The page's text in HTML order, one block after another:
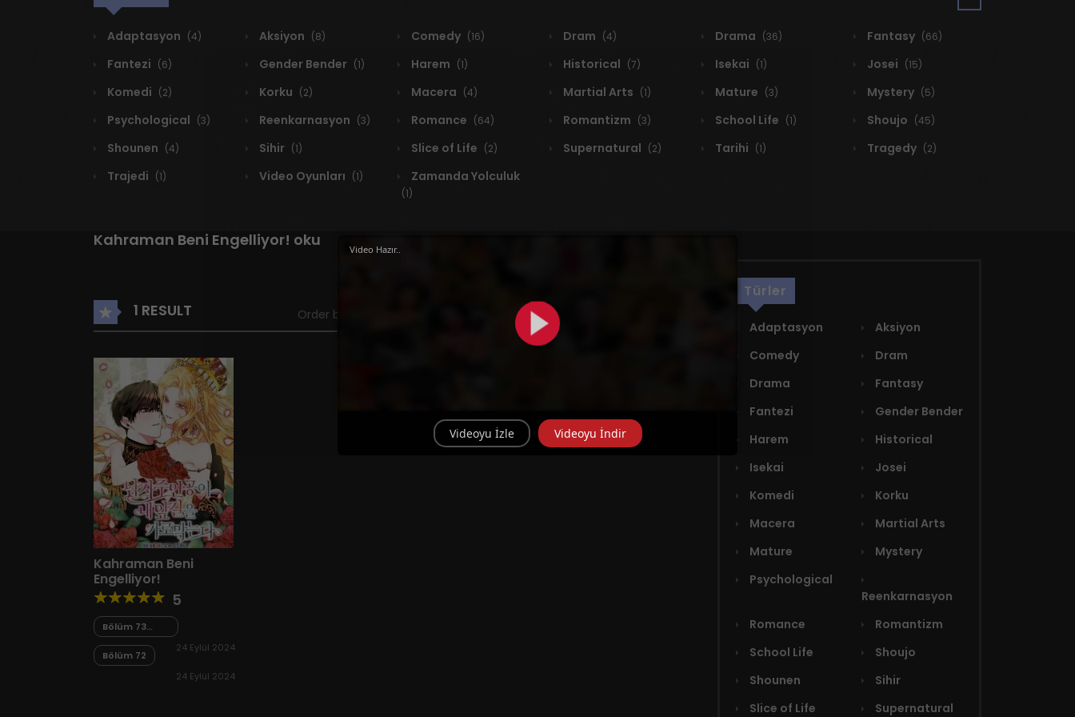
Adaptasyon (4) Aksiyon (8) Comedy (16) Dram (4) Drama (36) Fantasy (66)
Fantezi (6) Gender Bender (1) Harem (1) Historical (7) Isekai (1) Josei (15)
Komedi (2) Korku (2) Macera (4) Martial Arts (1) Mature (3) Mystery (5)
Psychological (3) Reenkarnasyon (3) Romance (64) Romantizm (3) School Life (1) Shoujo (45)
Shounen (4) Sihir (1) Slice of Life (2) Supernatural (2) Tarihi (1) Tragedy (2)
Trajedi (1) Video Oyunları (1) Zamanda Yolculuk
(1)
Kahraman Beni Engelliyor! oku
1 RESULT Order by Trending
Kahraman Beni
Engelliyor!
5
Bölüm 73
Final
24 Eylül 2024
Bölüm 72
24 Eylül 2024
Türler
Adaptasyon
Aksiyon
Comedy
Dram
Drama
Fantasy
Fantezi
Gender Bender
Harem
Historical
Isekai
Josei
Komedi
Korku
Macera
Martial Arts
Mature
Mystery
Psychological
Reenkarnasyon
Romance
Romantizm
School Life
Shoujo
Shounen
Sihir
Slice of Life
Supernatural
Video Hazır..
Videoyu İzle Videoyu İndir